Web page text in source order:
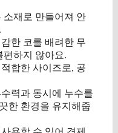
소재로 만들어져 안
한 코를 배려한 무
편하지 않아요.
합한 사이즈로, 공
력과 동시에 누수를
한 환경을 유지해줍